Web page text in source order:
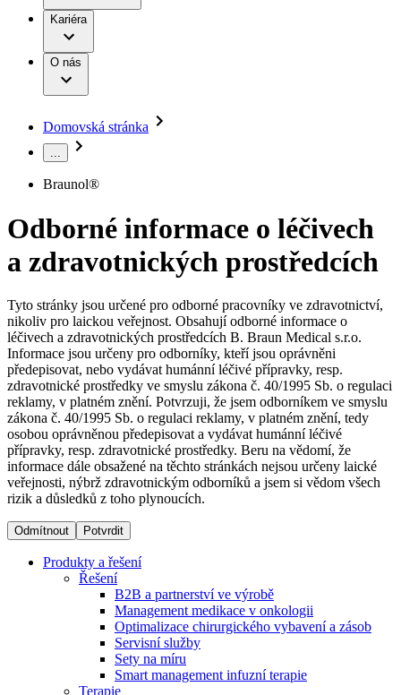
Léčba bolesti
Mimotělní očišťování krve
Páteřní chirurgie
Péče o rány
Péče o stomii
Prevence a kontrola infekcí
Řešení
Terapie
Produktový katalog​
Objevte naše produkty. Navštivte produktový katalog B.
Braun s našim kompletním produktovým portfoliem.
Onemocnění
B. Braun Avitum
Dialyzační střediska​
B. Braun Avitum poskytuje kvalitní dialyzační péči ve všech
svých střediscích v České republice. Více informací se
dozvíte na stránkách jednotlivých středisek.
Práce a kariéra
Naše kultura
Vaše příležitost​
Nabídky pracovních míst
Objevte své kariérní příležitosti ​v B. Braun. Vyhledejte náš trh
práce​ pro zajímavé pozice.​
Odpovědnost
Média
Kontaktní formulář
Registrace k odběru newsletteru
Společnost
Odpovědnost
Média
Kontakt
Zůstaňte v dialogu s B. Braun. ​Kontaktujte nás.​
Kariéra
O nás
Domovská stránka
...
Braunol®
Odborné informace o léčivech
a zdravotnických prostředcích
Tyto stránky jsou určené pro odborné pracovníky ve zdravotnictví,
nikoliv pro laickou veřejnost. Obsahují odborné informace o
léčivech a zdravotnických prostředcích B. Braun Medical s.r.o.
Informace jsou určeny pro odborníky, kteří jsou oprávněni
předepisovat, nebo vydávat humánní léčivé přípravky, resp.
zdravotnické prostředky ve smyslu zákona č. 40/1995 Sb. o regulaci
reklamy, v platném znění. Potvrzuji, že jsem odborníkem ve smyslu
zákona č. 40/1995 Sb. o regulaci reklamy, v platném znění, tedy
osobou oprávněnou předepisovat a vydávat humánní léčivé
přípravky, resp. zdravotnické prostředky. Beru na vědomí, že
informace dále obsažené na těchto stránkách nejsou určeny laické
veřejnosti, nýbrž zdravotnickým odborníků a jsem si vědom všech
rizik a důsledků z toho plynoucích.
Odmítnout Potvrdit
Produkty a řešení
Řešení
B2B a partnerství ve výrobě
Management medikace v onkologii
Optimalizace chirurgického vybavení a zásob
Servisní služby
Sety na míru
Smart management infuzní terapie​
Terapie